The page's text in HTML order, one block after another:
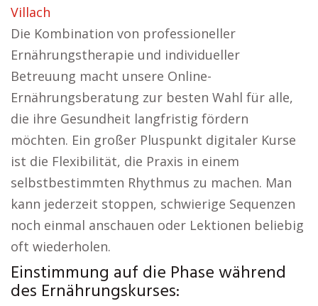
Villach
Die Kombination von professioneller
Ernährungstherapie und individueller
Betreuung macht unsere Online-
Ernährungsberatung zur besten Wahl für alle,
die ihre Gesundheit langfristig fördern
möchten. Ein großer Pluspunkt digitaler Kurse
ist die Flexibilität, die Praxis in einem
selbstbestimmten Rhythmus zu machen. Man
kann jederzeit stoppen, schwierige Sequenzen
noch einmal anschauen oder Lektionen beliebig
oft wiederholen.
Einstimmung auf die Phase während
des Ernährungskurses: